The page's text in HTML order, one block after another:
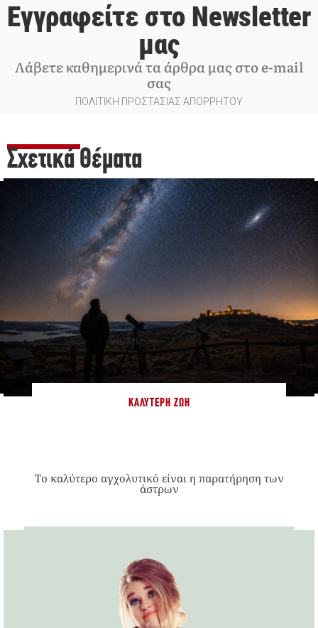
Εγγραφείτε στο Newsletter
μας
Λάβετε καθημερινά τα άρθρα μας στο e-mail
σας
ΠΟΛΙΤΙΚΗ ΠΡΟΣΤΑΣΙΑΣ ΑΠΟΡΡΗΤΟΥ
Σχετικά Θέματα
ΚΑΛΎΤΕΡΗ ΖΩΉ
Το καλύτερο αγχολυτικό είναι η παρατήρηση των
άστρων